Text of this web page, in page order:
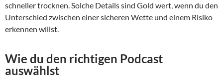
schneller trocknen. Solche Details sind Gold wert, wenn du den
Unterschied zwischen einer sicheren Wette und einem Risiko
erkennen willst.
Wie du den richtigen Podcast
auswählst